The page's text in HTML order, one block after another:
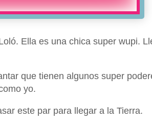
Ella es una chica super wupi.
que tienen algunos super
yo.
este par para llegar a la Tierra.